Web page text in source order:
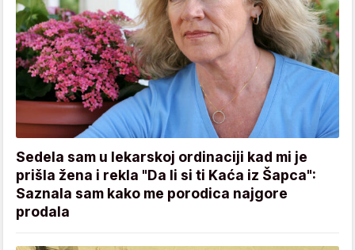
Sedela sam u lekarskoj ordinaciji kad mi je
prišla žena i rekla "Da li si ti Kaća iz Šapca":
Saznala sam kako me porodica najgore
prodala